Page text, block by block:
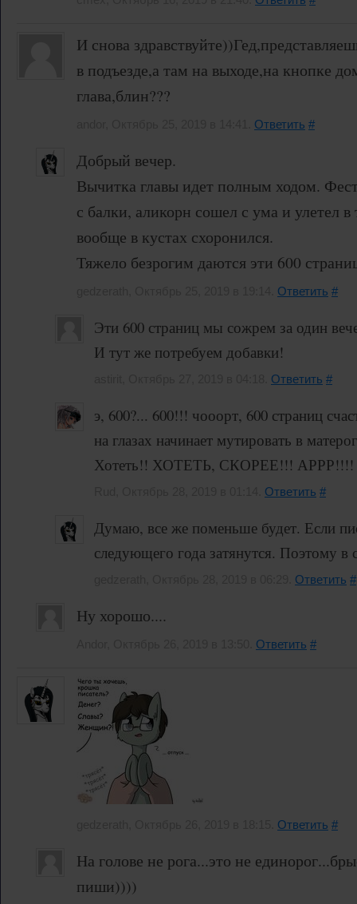
И снова
в подъезде,а там на выходе,на кнопке
глава,блин???
Ответить #
Добрый вечер.
Вычитка главы идет полным ходом.
с балки, аликорн сошел с ума и улетел в
вообще в кустах схоронился.
Тяжело безрогим даются эти 600
Ответить #
Эти 600 страниц мы сожрем за один
И тут же потребуем добавки!
Ответить #
э, 600?... 600!!! чооорт, 600 страниц
на глазах начинает мутировать в
Хотеть!! ХОТЕТЬ, СКОРЕЕ!!!
Ответить #
Думаю, все же поменьше будет. Если
следующего года затянутся. Поэтому
Ответить #
Ну хорошо....
Ответить #
Ответить #
На голове не рога...это не
пиши))))